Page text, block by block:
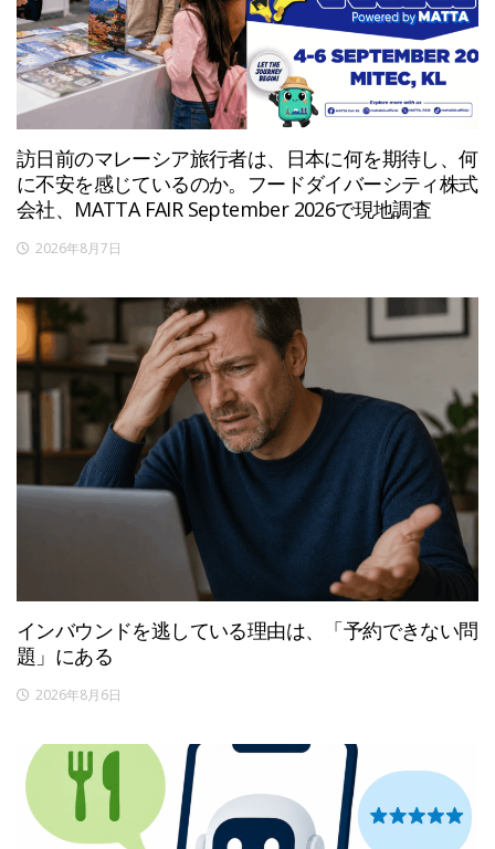
訪日前のマレーシア旅行者は、日本に何を期待し、何
に不安を感じているのか。フードダイバーシティ株式
会社、MATTA FAIR September 2026で現地調査
2026年8月7日
インバウンドを逃している理由は、「予約できない問
題」にある
2026年8月6日